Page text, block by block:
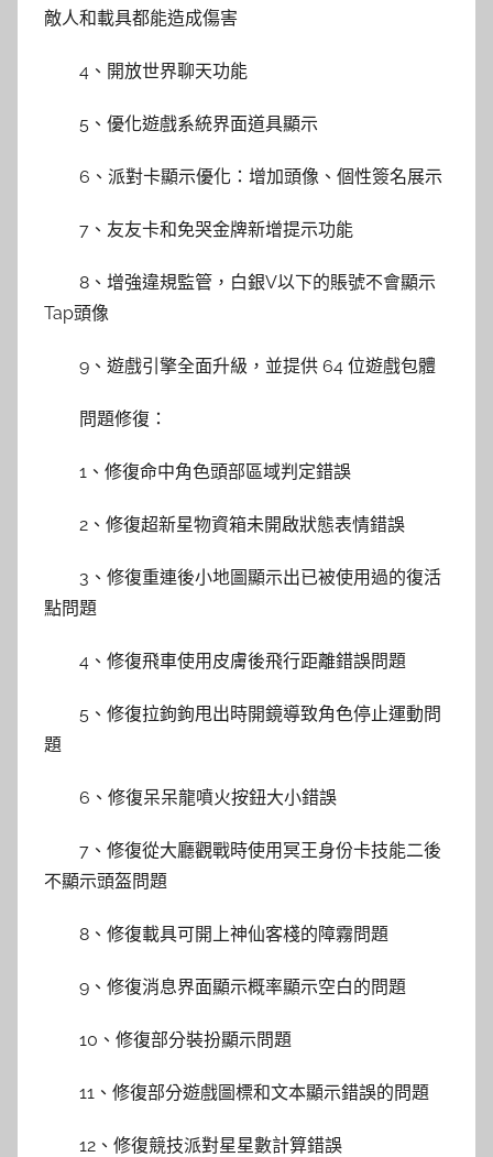
敵人和載具都能造成傷害
4、開放世界聊天功能
5、優化遊戲系統界面道具顯示
6、派對卡顯示優化：增加頭像、個性簽名展示
7、友友卡和免哭金牌新增提示功能
8、增強違規監管，白銀V以下的賬號不會顯示
Tap頭像
9、遊戲引擎全面升級，並提供 64 位遊戲包體
問題修復：
1、修復命中角色頭部區域判定錯誤
2、修復超新星物資箱未開啟狀態表情錯誤
3、修復重連後小地圖顯示出已被使用過的復活
點問題
4、修復飛車使用皮膚後飛行距離錯誤問題
5、修復拉鉤鉤甩出時開鏡導致角色停止運動問
題
6、修復呆呆龍噴火按鈕大小錯誤
7、修復從大廳觀戰時使用冥王身份卡技能二後
不顯示頭盔問題
8、修復載具可開上神仙客棧的障霧問題
9、修復消息界面顯示概率顯示空白的問題
10、修復部分裝扮顯示問題
11、修復部分遊戲圖標和文本顯示錯誤的問題
12、修復競技派對星星數計算錯誤